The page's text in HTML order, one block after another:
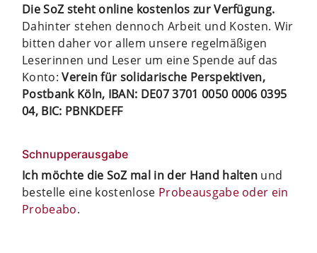
Die SoZ steht online kostenlos zur Verfügung.
Dahinter stehen dennoch Arbeit und Kosten. Wir
bitten daher vor allem unsere regelmäßigen
Leserinnen und Leser um eine Spende auf das
Konto:Verein für solidarische Perspektiven,
Postbank Köln, IBAN: DE07 3701 0050 0006 0395
04, BIC: PBNKDEFF
Schnupperausgabe
Ich möchte die SoZ mal in der Hand halten und
bestelle eine kostenlose Probeausgabe oder ein
Probeabo.